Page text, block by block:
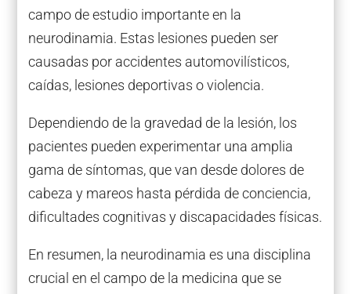
campo de estudio importante en la
neurodinamia. Estas lesiones pueden ser
causadas por accidentes automovilísticos,
caídas, lesiones deportivas o violencia.
Dependiendo de la gravedad de la lesión, los
pacientes pueden experimentar una amplia
gama de síntomas, que van desde dolores de
cabeza y mareos hasta pérdida de conciencia,
dificultades cognitivas y discapacidades físicas.
En resumen, la neurodinamia es una disciplina
crucial en el campo de la medicina que se